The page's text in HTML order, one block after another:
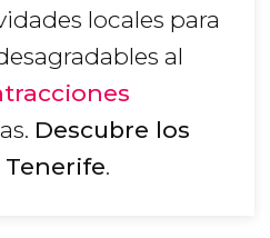
locales para
al
Descubre los
.